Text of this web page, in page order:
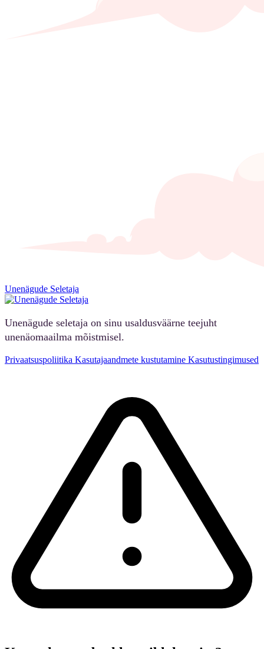
Unenägude Seletaja
Unenägude seletaja on sinu usaldusväärne teejuht
unenäomaailma mõistmisel.
Privaatsuspoliitika Kasutajaandmete kustutamine Kasutustingimused